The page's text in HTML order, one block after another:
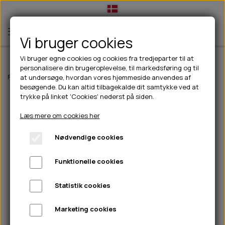
TIL HUND
💧FODER- VANDSKÅLE
CHICOPEE
GODBIDSTASKE
HALSBÅND
🦴 GODBIDDER & SNACKS
🍖 SMAGSVARIANTER
🎾 LEGETØJ
TÆNDER, ØRE, ØJE, POTER & NÆSE
🐾 UDSTYR & KOMFORT
TIL HUNDEEJER
DRIKKEFLASKER/TERMOFLASKER
HUER OG VANTER
PINEWOOD SALES
TIL KAT
TILBUD
NYHEDER
ABONNEMENT
Forside Til hunde hundelegetøj Kong Wild Low Stufffox
Vi bruger cookies
Vi bruger egne cookies og cookies fra tredjeparter til at
personalisere din brugeroplevelse, til markedsføring og til
at undersøge, hvordan vores hjemmeside anvendes af
besøgende. Du kan altid tilbagekalde dit samtykke ved at
trykke på linket 'Cookies' nederst på siden.
Læs mere om cookies her
Nødvendige cookies
Funktionelle cookies
Statistik cookies
Marketing cookies